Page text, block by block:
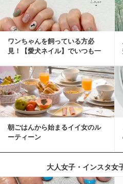
ワンちゃんを飼っている方必
見！【愛犬ネイル】でいつも一
朝ごはんから始まるイイ女のル
ーティーン
大人女子・インスタ女